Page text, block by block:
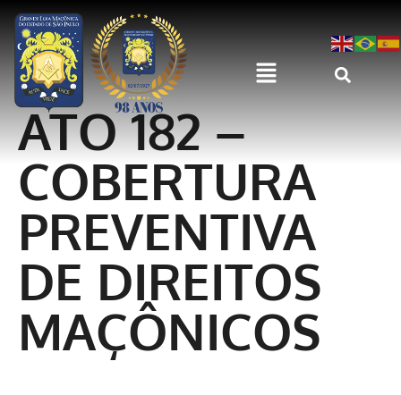
ATO 182 –
COBERTURA
PREVENTIVA
DE DIREITOS
MAÇÔNICOS